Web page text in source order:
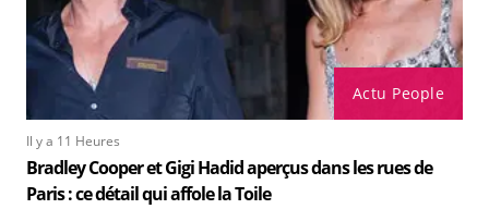
Actu People
Il y a 11 Heures
Bradley Cooper et Gigi Hadid aperçus dans les rues de
Paris : ce détail qui affole la Toile